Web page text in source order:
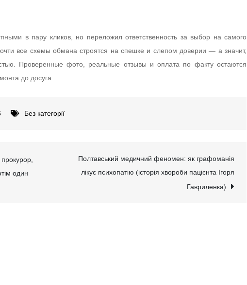
в пару кликов, но переложил ответственность за выбор на самого
все схемы обмана строятся на спешке и слепом доверии — а значит,
Проверенные фото, реальные отзывы и оплата по факту остаются
до досуга.
Без категорії
один
Полтавський медичний феномен: як графоманія
лікує психопатію (історія хвороби пацієнта Ігоря
Гавриленка)